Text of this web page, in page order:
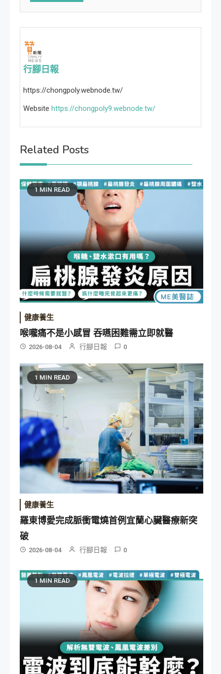
行腳日報
https://chongpoly.webnode.tw/
Website https://chongpoly9.webnode.tw/
Related Posts
1 MIN READ
健康養生
喉嚨痛不是小感冒 吞嚥困難需立即就醫
2026-08-04 行腳日報 0
1 MIN READ
健康養生
羅東博愛完成脈衝電燒首例宜蘭心臟醫療新突
破
2026-08-04 行腳日報 0
1 MIN READ